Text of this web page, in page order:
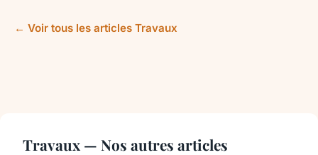
← Voir tous les articles Travaux
Travaux — Nos autres articles